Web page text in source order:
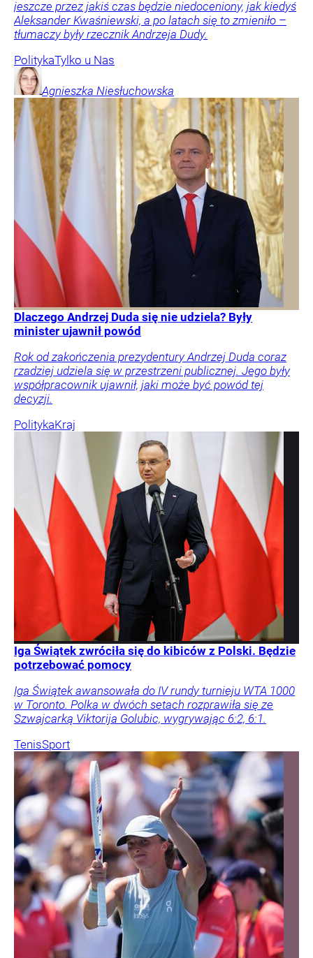
jeszcze przez jakiś czas będzie niedoceniony, jak kiedyś
Aleksander Kwaśniewski, a po latach się to zmieniło –
tłumaczy były rzecznik Andrzeja Dudy.
PolitykaTylko u Nas
Agnieszka Niesłuchowska
Dlaczego Andrzej Duda się nie udziela? Były
minister ujawnił powód
Rok od zakończenia prezydentury Andrzej Duda coraz
rzadziej udziela się w przestrzeni publicznej. Jego były
współpracownik ujawnił, jaki może być powód tej
decyzji.
PolitykaKraj
Iga Świątek zwróciła się do kibiców z Polski. Będzie
potrzebować pomocy
Iga Świątek awansowała do IV rundy turnieju WTA 1000
w Toronto. Polka w dwóch setach rozprawiła się ze
Szwajcarką Viktorija Golubic, wygrywając 6:2, 6:1.
TenisSport